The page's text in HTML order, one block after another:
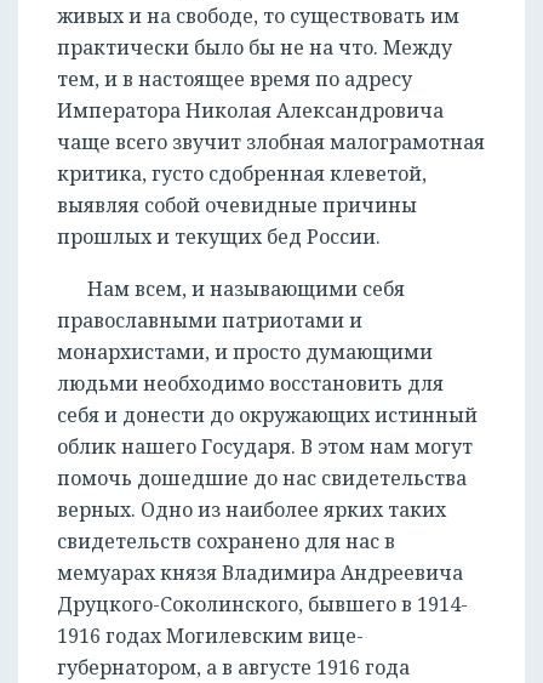
живых и на свободе, то существовать им
практически было бы не на что. Между
тем, и в настоящее время по адресу
Императора Николая Александровича
чаще всего звучит злобная малограмотная
критика, густо сдобренная клеветой,
выявляя собой очевидные причины
прошлых и текущих бед России.
Нам всем, и называющими себя
православными патриотами и
монархистами, и просто думающими
людьми необходимо восстановить для
себя и донести до окружающих истинный
облик нашего Государя. В этом нам могут
помочь дошедшие до нас свидетельства
верных. Одно из наиболее ярких таких
свидетельств сохранено для нас в
мемуарах князя Владимира Андреевича
Друцкого-Соколинского, бывшего в 1914-
1916 годах Могилевским вице-
губернатором, а в августе 1916 года